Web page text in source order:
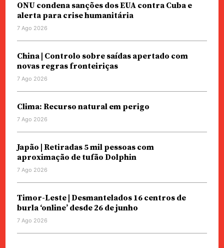
ONU condena sanções dos EUA contra Cuba e
alerta para crise humanitária
7 Ago 2026
China | Controlo sobre saídas apertado com
novas regras fronteiriças
7 Ago 2026
Clima: Recurso natural em perigo
7 Ago 2026
Japão | Retiradas 5 mil pessoas com
aproximação de tufão Dolphin
7 Ago 2026
Timor-Leste | Desmantelados 16 centros de
burla ‘online’ desde 26 de junho
7 Ago 2026